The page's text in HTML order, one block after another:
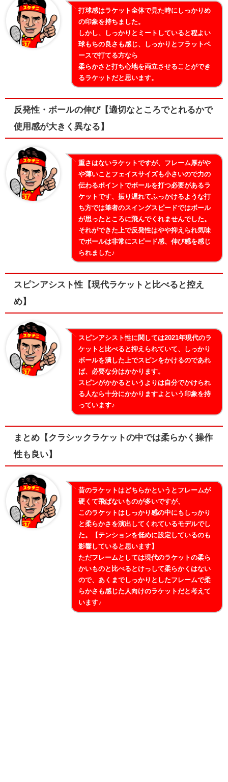
打球感はラケット全体で見た時にしっかりめ
の印象を持ちました。
しかし、しっかりとミートしていると程よい
球もちの良さも感じ、しっかりとフラットベ
ースで打てる方なら
柔らかさと打ち心地を両立させることができ
るラケットだと思います。
反発性・ボールの伸び【適切なところでとれるかで
使用感が大きく異なる】
重さはないラケットですが、フレーム厚がや
や薄いことフェイスサイズも小さいので力の
伝わるポイントでボールを打つ必要があるラ
ケットです、振り遅れてふっかけるような打
ち方では筆者のスイングスピードではボール
が思ったところに飛んでくれませんでした。
それができた上で反発性はやや抑えられ気味
でボールは非常にスピード感、伸び感を感じ
られました♪
スピンアシスト性【現代ラケットと比べると控え
め】
スピンアシスト性に関しては2021年現代のラ
ケットと比べると抑えられていて、しっかり
ボールを潰した上でスピンをかけるのであれ
ば、必要な分はかかります。
スピンがかかるというよりは自分でかけられ
る人なら十分にかかりますよという印象を持
っています♪
まとめ【クラシックラケットの中では柔らかく操作
性も良い】
昔のラケットはどちらかというとフレームが
硬くて飛ばないものが多いですが、
このラケットはしっかり感の中にもしっかり
と柔らかさを演出してくれているモデルでし
た。【テンションを低めに設定しているのも
影響していると思います】
ただフレームとしては現代のラケットの柔ら
かいものと比べるとけっして柔らかくはない
ので、あくまでしっかりとしたフレームで柔
らかさも感じた人向けのラケットだと考えて
います♪